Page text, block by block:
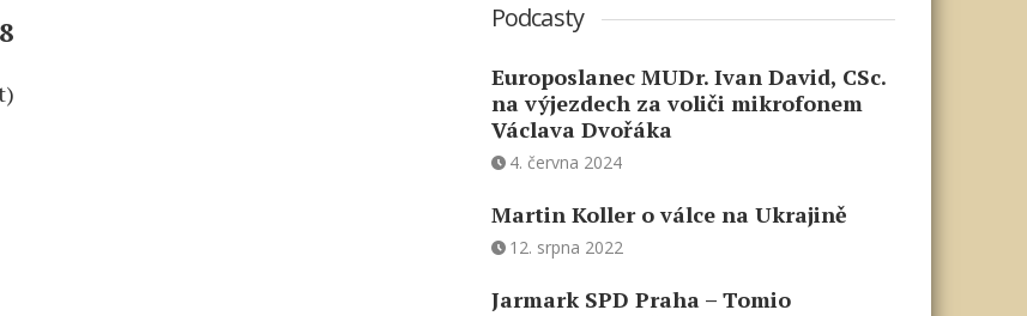
Podcasty
Europoslanec MUDr. Ivan David, CSc.
na výjezdech za voliči mikrofonem
Václava Dvořáka
4. června 2024
Martin Koller o válce na Ukrajině
12. srpna 2022
Jarmark SPD Praha – Tomio